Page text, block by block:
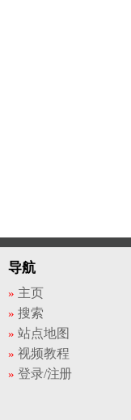
导航
主页
搜索
站点地图
视频教程
登录/注册